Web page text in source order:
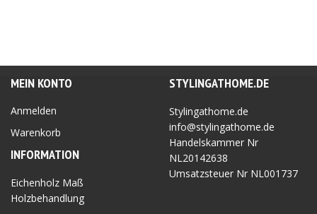
MEIN KONTO
Anmelden
Warenkorb
INFORMATION
Eichenholz Maß
Holzbehandlung
STYLINGATHOME.DE
Stylingathome.de
info@stylingathome.de
Handelskammer Nr
NL20142638
Umsatzsteuer Nr NL001737